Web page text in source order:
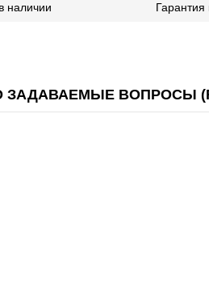
наличии Гарантия
ЗАДАВАЕМЫЕ ВОПРОСЫ